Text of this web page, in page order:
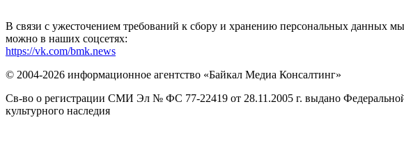
В связи с ужесточением требований к сбору и хранению персональных данных
можно в наших соцсетях:
https://vk.com/bmk.news
© 2004-2026 информационное агентство «Байкал Медиа Консалтинг»
Св-во о регистрации СМИ Эл № ФС 77-22419 от 28.11.2005 г. выдано
культурного наследия